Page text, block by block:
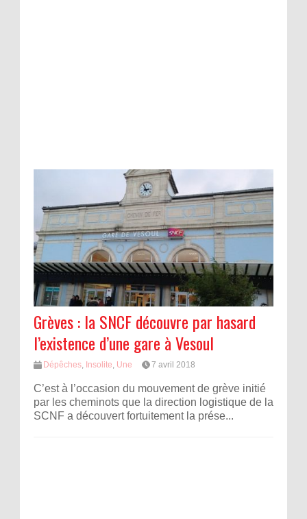
Grèves : la SNCF découvre par hasard
l’existence d’une gare à Vesoul
Dépêches, Insolite, Une 7 avril 2018
C’est à l’occasion du mouvement de grève initié
par les cheminots que la direction logistique de la
SCNF a découvert fortuitement la prése...